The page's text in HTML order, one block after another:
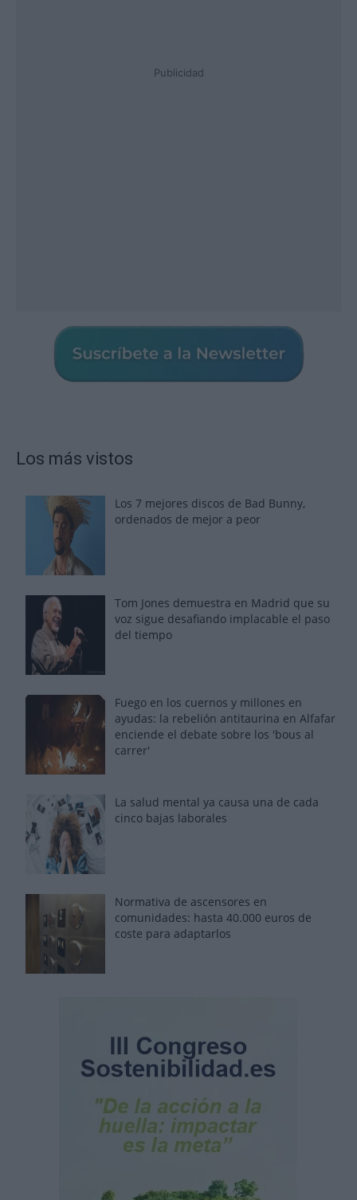
Publicidad
Los más vistos
Los 7 mejores discos de Bad Bunny,
ordenados de mejor a peor
Tom Jones demuestra en Madrid que su
voz sigue desafiando implacable el paso
del tiempo
Fuego en los cuernos y millones en
ayudas: la rebelión antitaurina en Alfafar
enciende el debate sobre los 'bous al
carrer'
La salud mental ya causa una de cada
cinco bajas laborales
Normativa de ascensores en
comunidades: hasta 40.000 euros de
coste para adaptarlos